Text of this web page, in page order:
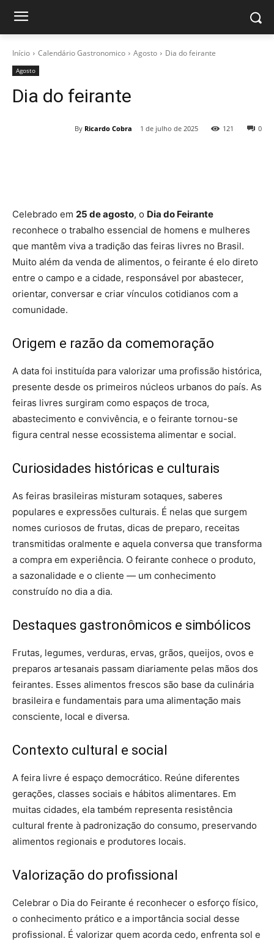
Início Calendário Gastronomico Agosto Dia do feirante
Agosto
Dia do feirante
By Ricardo Cobra 1 de julho de 2025 0
121
Celebrado em 25 de agosto, o Dia do Feirante
reconhece o trabalho essencial de homens e mulheres
que mantêm viva a tradição das feiras livres no Brasil.
Muito além da venda de alimentos, o feirante é elo direto
entre o campo e a cidade, responsável por abastecer,
orientar, conversar e criar vínculos cotidianos com a
comunidade.
Origem e razão da comemoração
A data foi instituída para valorizar uma profissão histórica,
presente desde os primeiros núcleos urbanos do país. As
feiras livres surgiram como espaços de troca,
abastecimento e convivência, e o feirante tornou-se
figura central nesse ecossistema alimentar e social.
Curiosidades históricas e culturais
As feiras brasileiras misturam sotaques, saberes
populares e expressões culturais. É nelas que surgem
nomes curiosos de frutas, dicas de preparo, receitas
transmitidas oralmente e aquela conversa que transforma
a compra em experiência. O feirante conhece o produto,
a sazonalidade e o cliente — um conhecimento
construído no dia a dia.
Destaques gastronômicos e simbólicos
Frutas, legumes, verduras, ervas, grãos, queijos, ovos e
preparos artesanais passam diariamente pelas mãos dos
feirantes. Esses alimentos frescos são base da culinária
brasileira e fundamentais para uma alimentação mais
consciente, local e diversa.
Contexto cultural e social
A feira livre é espaço democrático. Reúne diferentes
gerações, classes sociais e hábitos alimentares. Em
muitas cidades, ela também representa resistência
cultural frente à padronização do consumo, preservando
alimentos regionais e produtores locais.
Valorização do profissional
Celebrar o Dia do Feirante é reconhecer o esforço físico,
o conhecimento prático e a importância social desse
profissional. É valorizar quem acorda cedo, enfrenta sol e